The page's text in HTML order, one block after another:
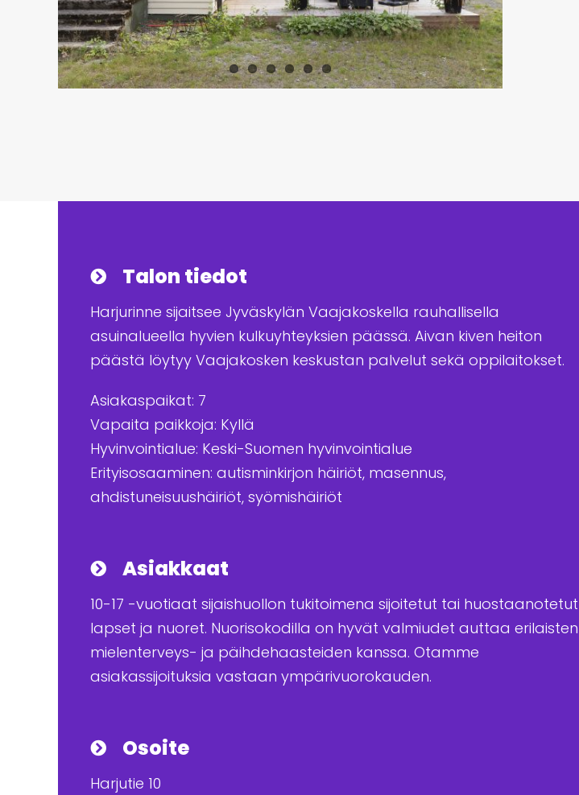
Talon tiedot
Harjurinne sijaitsee Jyväskylän Vaajakoskella rauhallisella
asuinalueella hyvien kulkuyhteyksien päässä. Aivan kiven heiton
päästä löytyy Vaajakosken keskustan palvelut sekä oppilaitokset.
Asiakaspaikat: 7
Vapaita paikkoja: Kyllä
Hyvinvointialue: Keski-Suomen hyvinvointialue
Erityisosaaminen: autisminkirjon häiriöt, masennus,
ahdistuneisuushäiriöt, syömishäiriöt
Asiakkaat
10-17 -vuotiaat sijaishuollon tukitoimena sijoitetut tai huostaanotetut
lapset ja nuoret. Nuorisokodilla on hyvät valmiudet auttaa erilaisten
mielenterveys- ja päihdehaasteiden kanssa. Otamme
asiakassijoituksia vastaan ympärivuorokauden.
Osoite
Harjutie 10